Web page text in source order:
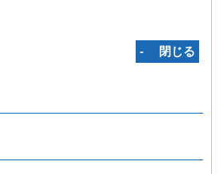
‐ 閉じる